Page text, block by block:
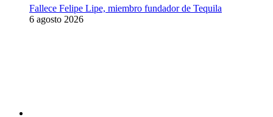
Fallece Felipe Lipe, miembro fundador de Tequila
6 agosto 2026